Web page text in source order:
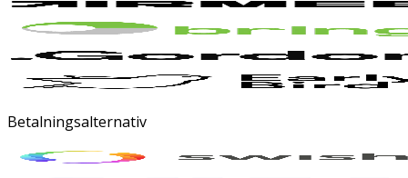
Betalningsalternativ